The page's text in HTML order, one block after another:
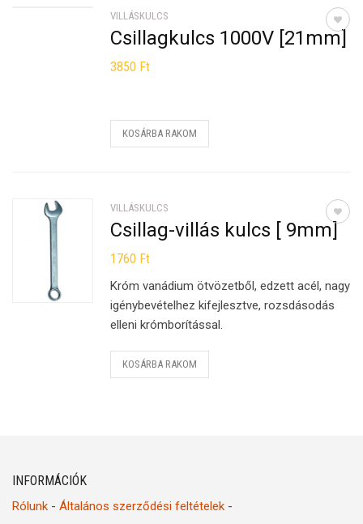
VILLÁSKULCS
Csillagkulcs 1000V [21mm]
3850 Ft
KOSÁRBA RAKOM
VILLÁSKULCS
Csillag-villás kulcs [ 9mm]
1760 Ft
Króm vanádium ötvözetből, edzett acél, nagy
igénybevételhez kifejlesztve, rozsdásodás
elleni krómborítással.
KOSÁRBA RAKOM
INFORMÁCIÓK
Rólunk - Általános szerződési feltételek -